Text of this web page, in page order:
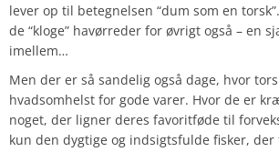
lever op til betegnelsen “dum som en
de “kloge” havørreder for øvrigt også – en
imellem…
Men der er så sandelig også dage, hvor
hvadsomhelst for gode varer. Hvor de er
noget, der ligner deres favoritføde til
kun den dygtige og indsigtsfulde fisker,